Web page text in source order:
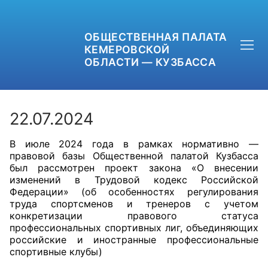
ОБЩЕСТВЕННАЯ ПАЛАТА
КЕМЕРОВСКОЙ
ОБЛАСТИ — КУЗБАССА
+7 (3842) 58-82-40
OPKO42@BK.RU
ОБРАТНАЯ СВЯЗЬ
22.07.2024
В июле 2024 года в рамках нормативно —
правовой базы Общественной палатой Кузбасса
был рассмотрен проект закона «О внесении
изменений в Трудовой кодекс Российской
Федерации» (об особенностях регулирования
труда спортсменов и тренеров с учетом
конкретизации правового статуса
профессиональных спортивных лиг, объединяющих
российские и иностранные профессиональные
спортивные клубы)